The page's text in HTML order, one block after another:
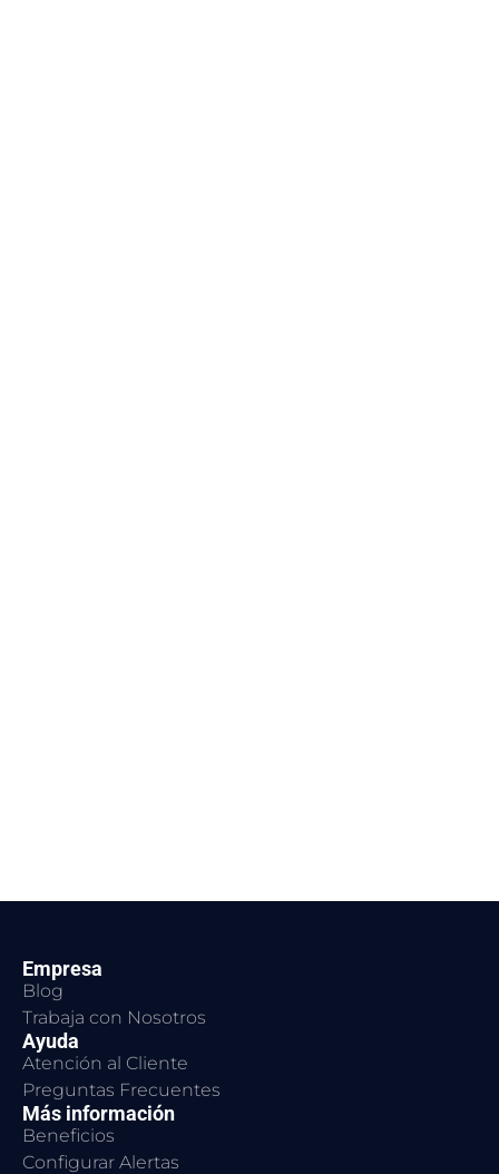
Empresa
Blog
Trabaja con Nosotros
Ayuda
Atención al Cliente
Preguntas Frecuentes
Más información
Beneficios
Configurar Alertas